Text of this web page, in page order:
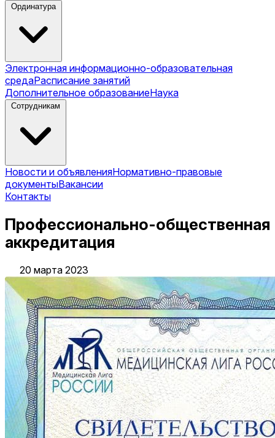
Ординатура
Электронная информационно-образовательная
средаРасписание занятий
Дополнительное образованиеНаука
Сотрудникам
Новости и объявленияНормативно-правовые
документыВакансии
Контакты
Профессионально-общественная
аккредитация
20 марта 2023